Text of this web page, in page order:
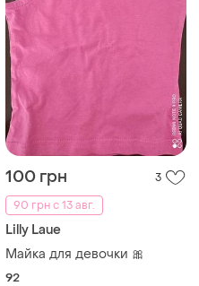
100 грн
3
90 грн с 13 авг.
Lilly Laue
Майка для девочки 🎀
92